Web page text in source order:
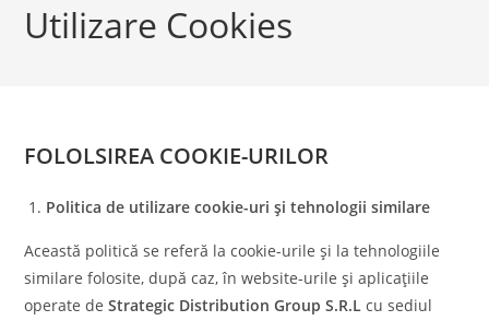
Utilizare Cookies
FOLOLSIREA COOKIE-URILOR
Politica de utilizare cookie-uri și tehnologii similare
Această politică se referă la cookie-urile și la tehnologiile
similare folosite, după caz, în website-urile și aplicațiile
operate deStrategic Distribution Group S.R.L cu sediul